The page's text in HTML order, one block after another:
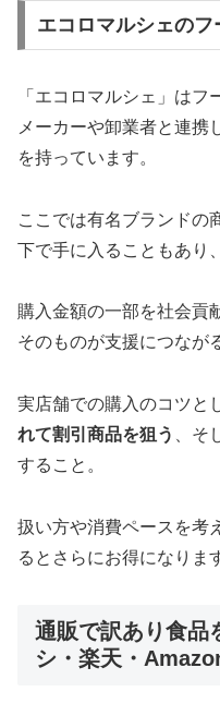
エコロマルシェの
「エコロマルシェ」はフ
メーカーや卸業者と連携
を持っています。
ここでは有名ブランドの
下で手に入ることもあり
購入金額の一部を社会貢
そのものが支援につなが
実店舗での購入のコツと
れて割引商品を狙う
、
すること。
扱い方や消費ペースを考
るとさらにお得になりま
通販で訳あり食品
シ・楽天・